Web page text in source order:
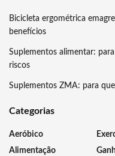
Bicicleta ergométrica
benefícios
Suplementos alimentar:
riscos
Suplementos ZMA: para
Categorias
Aeróbico
Alimentação